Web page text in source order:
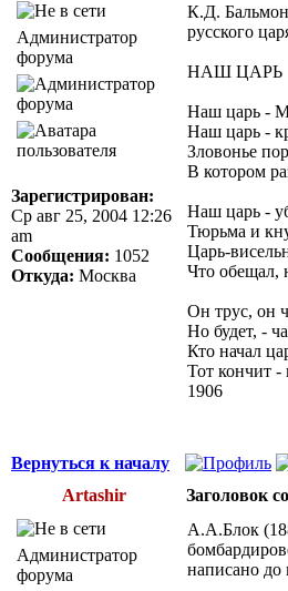
Администратор
форума
Зарегистрирован:
Ср авг 25, 2004 12:26
am
Сообщения: 1052
Откуда: Москва
К.Д.
русского
НАШ ЦАРЬ
Наш царь -
Наш царь -
Зловонье
В котором
Наш царь -
Тюрьма и
Царь-
Что обещал,
Он трус, он
Но будет, -
Кто начал
Тот кончит -
1906
Вернуться к началу
Artashir
Заголовок
Администратор
форума
А.А.Блок
написано